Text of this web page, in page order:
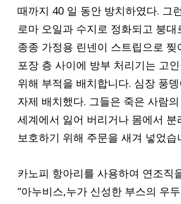
때까지 40 일 동안 방치하였다. 그
로마 오일과 수지로 정화되고 붕대
종종 가정용 린넨이 스트립으로 찢
포장 층 사이에 방부 처리기는 고
위해 부적을 배치합니다. 심장 풍
자제 배치했다. 그들은 죽은 사람
세계에서 잃어 버리거나 몸에서 분
보호하기 위해 주문을 새겨 넣었습
카노피 항아리를 사용하여 연조직
“아누비스,누가 신성한 부스의 우